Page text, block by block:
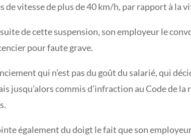
de vitesse de plus de 40 km/h, par rapport à la
de cette suspension, son employeur le
pour faute grave.
qui n’est pas du goût du salarié, qui
jusqu’alors commis d’infraction au Code de
également du doigt le fait que son